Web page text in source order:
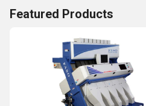
Featured Products